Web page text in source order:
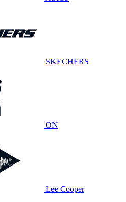
SKECHERS
ON
Lee Cooper